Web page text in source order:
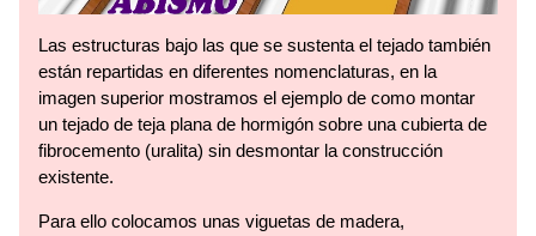
Las estructuras bajo las que se sustenta el tejado también
están repartidas en diferentes nomenclaturas, en la
imagen superior mostramos el ejemplo de como montar
un tejado de teja plana de hormigón sobre una cubierta de
fibrocemento (uralita) sin desmontar la construcción
existente.
Para ello colocamos unas viguetas de madera,